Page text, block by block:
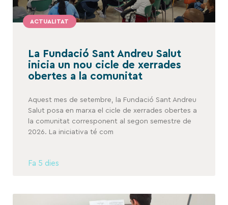
ACTUALITAT
La Fundació Sant Andreu Salut
inicia un nou cicle de xerrades
obertes a la comunitat
Aquest mes de setembre, la Fundació Sant Andreu
Salut posa en marxa el cicle de xerrades obertes a
la comunitat corresponent al segon semestre de
2026. La iniciativa té com
Fa 5 dies